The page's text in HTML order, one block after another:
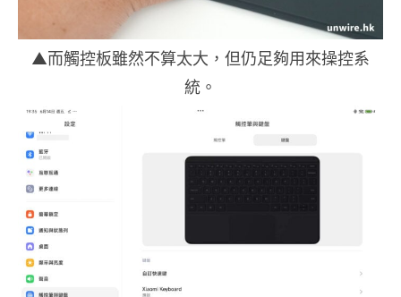
▲而觸控板雖然不算太大，但仍足夠用來操控系
統。